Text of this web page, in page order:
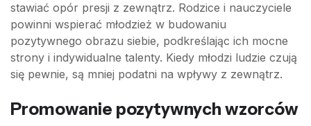
stawiać opór presji z zewnątrz. Rodzice i nauczyciele
powinni wspierać młodzież w budowaniu
pozytywnego obrazu siebie, podkreślając ich mocne
strony i indywidualne talenty. Kiedy młodzi ludzie czują
się pewnie, są mniej podatni na wpływy z zewnątrz.
Promowanie pozytywnych wzorców